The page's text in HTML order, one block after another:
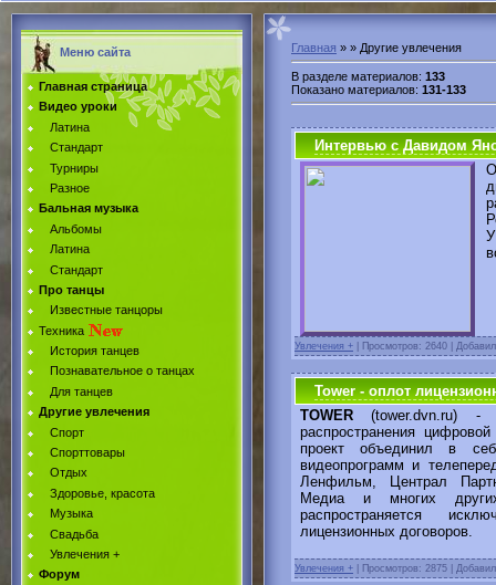
Меню сайта
Главная страница
Видео уроки
Латина
Стандарт
Турниры
Разное
Бальная музыка
Альбомы
Латина
Стандарт
Про танцы
Известные танцоры
Техника
История танцев
Познавательное о танцах
Для танцев
Другие увлечения
Спорт
Спорттовары
Отдых
Здоровье, красота
Музыка
Свадьба
Увлечения +
Форум
Главная » » Другие увлечения
В разделе материалов: 133
Показано материалов: 131-133
Интервью с Давидом
Увлечения + Просмотров: 2640 |
Tower - оплот
TOWER (tower.dvn.ru) -
распространения
проект объединил в
видеопрограмм и
Ленфильм, Централ
Медиа и многих
распространяется
лицензионных договоров.
Увлечения + Просмотров: 2875 |